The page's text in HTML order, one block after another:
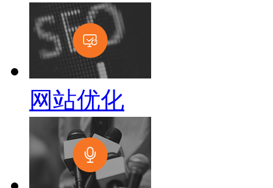
网站优化